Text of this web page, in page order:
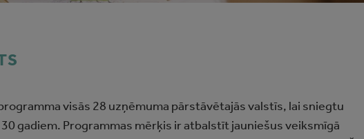
visās 28 uzņēmuma pārstāvētajās valstīs, lai sniegtu
gadiem. Programmas mērķis ir atbalstīt jauniešus veiksmīgā